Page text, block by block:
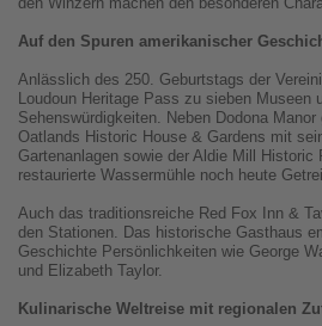
Auf den Spuren amerikanischer
Anlässlich des 250. Geburtstags der
Loudoun Heritage Pass zu sieben Museen
Sehenswürdigkeiten. Neben Dodona
Oatlands Historic House & Gardens mit
Gartenanlagen sowie der Aldie Mill Historic
restaurierte Wassermühle noch heute
Auch das traditionsreiche Red Fox Inn &
den Stationen. Das historische Gasthaus
Geschichte Persönlichkeiten wie George
und Elizabeth Taylor.
Kulinarische Weltreise mit regionalen